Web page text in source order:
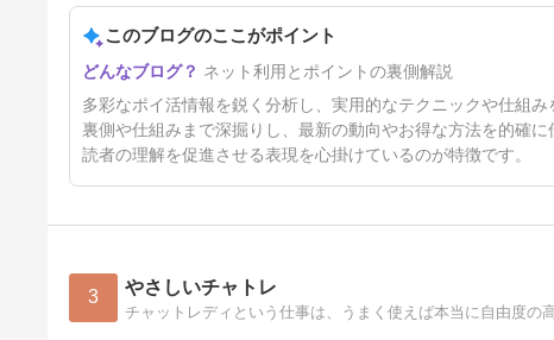
Rewards「bingで探す」攻略
メモ｜実際にクリアした検索ワ
ード一覧【ポイ活日記41】
10日前このブログのここがポイント
ネット利用とポイントの裏側解説
多彩なポイ活情報を鋭く分析し、実用的なテクニックや仕組
裏側や仕組みまで深掘りし、最新の動向やお得な方法を的確
読者の理解を促進させる表現を心掛けているのが特徴です。
3 やさしいチャトレ